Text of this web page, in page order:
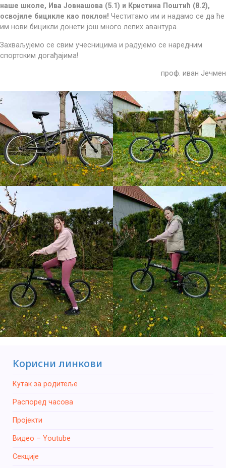
наше школе, Ива Јовнашова (5.1) и Кристина Поштић (8.2),
освојиле бицикле као поклон! Честитамо им и надамо се да ће
им нови бицикли донети још много лепих авантура.
Захваљујемо се свим учесницима и радујемо се наредним
спортским догађајима!
проф. иван Јечмен
Kорисни линкови
Кутак за родитеље
Распоред часова
Пројекти
Видео – Youtube
Секције